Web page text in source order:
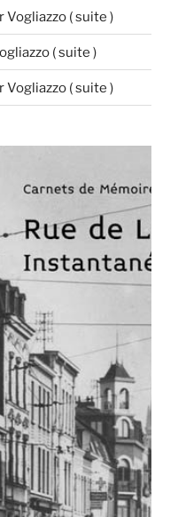
Vogliazzo ( suite )
( suite )
Vogliazzo ( suite )